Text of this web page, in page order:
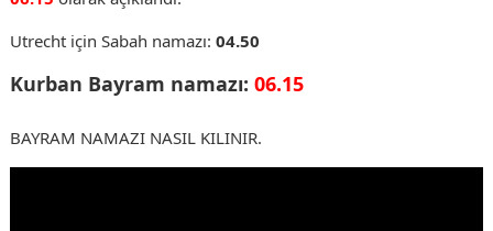
Utrecht için Sabah namazı: 04.50
Kurban Bayram namazı: 06.15
BAYRAM NAMAZI NASIL KILINIR.